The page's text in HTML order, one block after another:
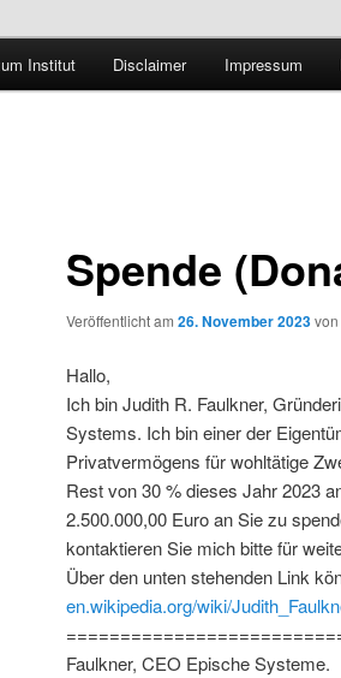
Institut Disclaimer Impressum
Spende
Veröffentlicht am 26. November 2023von
Hallo,
Ich bin Judith R. Faulkner,
Systems. Ich bin einer der
Privatvermögens für wohltätige
Rest von 30 % dieses Jahr 2023
2.500.000,00 Euro an Sie zu
kontaktieren Sie mich bitte für
Über den unten stehenden Link
en.wikipedia.org/wiki/
Faulkner, CEO Epische Systeme.